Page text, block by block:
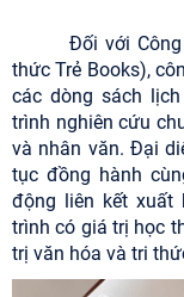
Đối với
thức Trẻ Books),
các dòng sách
trình nghiên cứu
và nhân văn. Đại
tục đồng hành
động liên kết xuất
trình có giá trị học
trị văn hóa và tri